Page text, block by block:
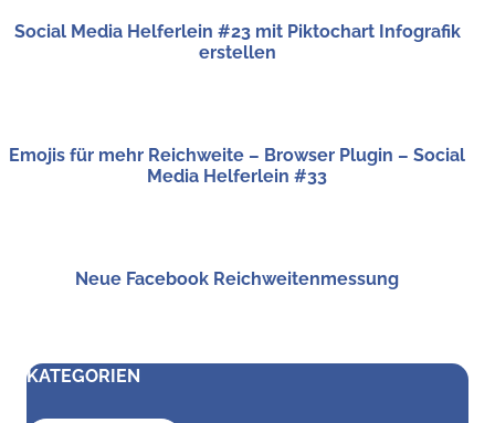
Social Media Hel­fer­lein #23 mit Pik­to­chart Info­gra­fik
erstellen
Emo­jis für mehr Reich­wei­te – Brow­ser Plug­in – Social
Media Hel­fer­lein #33
Neue Face­book Reichweitenmessung
KATEGORIEN